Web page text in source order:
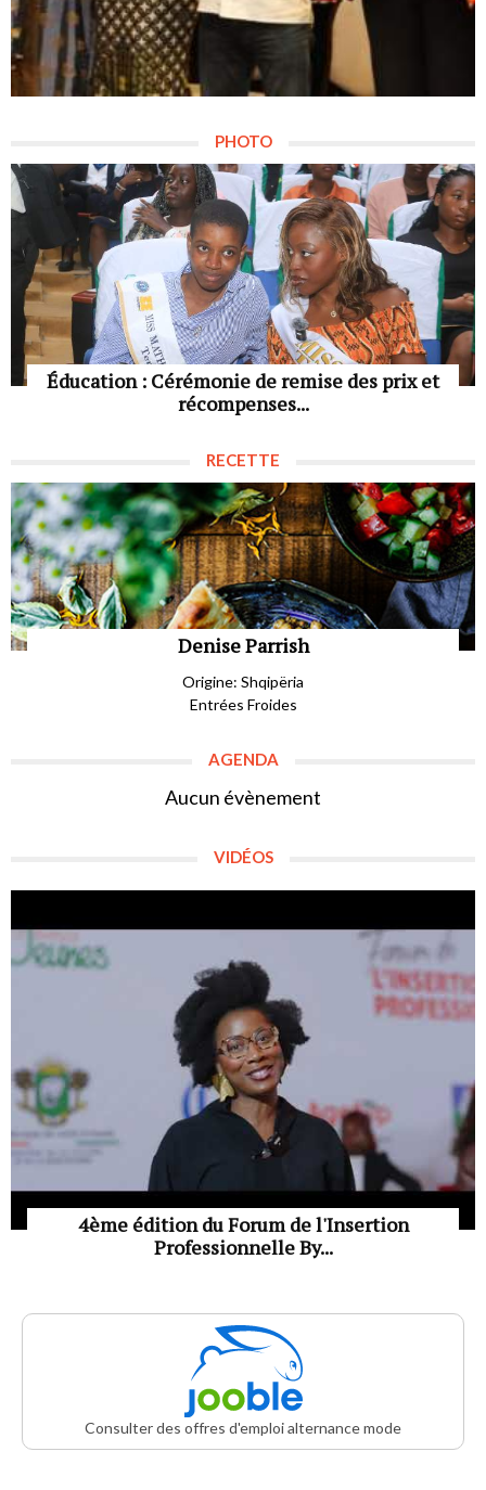
PHOTO
Éducation : Cérémonie de remise des prix et
récompenses...
RECETTE
Denise Parrish
Origine: Shqipëria
Entrées Froides
AGENDA
Aucun évènement
VIDÉOS
4ème édition du Forum de l'Insertion
Professionnelle By...
Consulter des offres d'emploi alternance mode